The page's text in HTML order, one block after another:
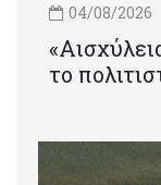
04/08/2026
το